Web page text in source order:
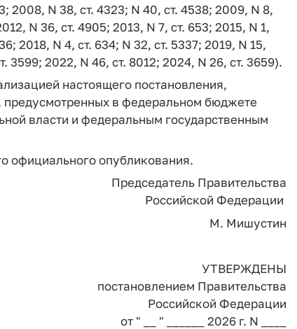
2008, N 38, ст. 4323; N 40, ст. 4538; 2009, N 8,
N 36, ст. 4905; 2013, N 7, ст. 653; 2015, N 1,
2018, N 4, ст. 634; N 32, ст. 5337; 2019, N 15,
3599; 2022, N 46, ст. 8012; 2024, N 26, ст. 3659).
настоящего постановления,
в федеральном бюджете
власти и федеральным государственным
официального опубликования.
Председатель Правительства
Российской Федерации
М. Мишустин
УТВЕРЖДЕНЫ
постановлением Правительства
Российской Федерации
от " __ " ______ 2026 г. N ____